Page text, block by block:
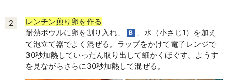
2
レンチン煎り卵を作る
耐熱ボウルに卵を割り入れ、
B
、水（小さじ1）を加え
て泡立て器でよく混ぜる。ラップをかけて電子レンジで
30秒加熱していったん取り出して細かくほぐす。ようす
を見ながらさらに30秒加熱して混ぜる。